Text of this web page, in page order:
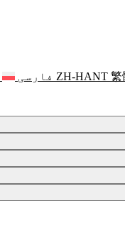
ZH-HANT 繁 فارسی